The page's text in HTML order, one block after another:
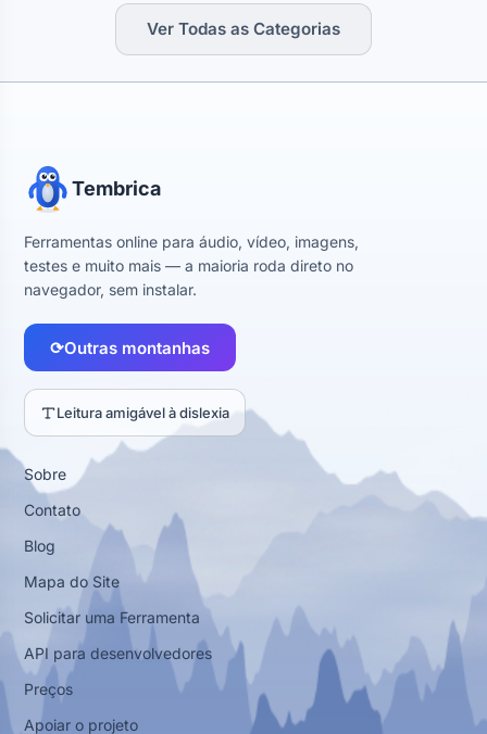
Ver Todas as Categorias
Tembrica
Ferramentas online para áudio, vídeo, imagens,
testes e muito mais — a maioria roda direto no
navegador, sem instalar.
⟳Outras montanhas
Leitura amigável à dislexia
Sobre
Contato
Blog
Mapa do Site
Solicitar uma Ferramenta
API para desenvolvedores
Preços
Apoiar o projeto